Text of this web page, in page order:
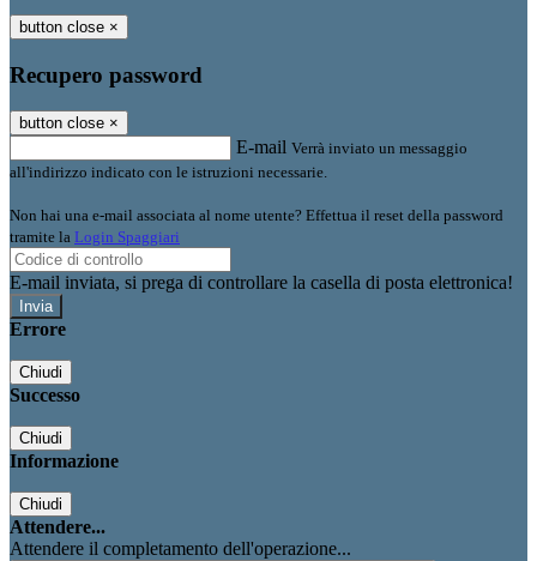
button close ×
Recupero password
button close ×
E-mail Verrà inviato un messaggio
all'indirizzo indicato con le istruzioni necessarie.
Non hai una e-mail associata al nome utente? Effettua il reset della password
tramite la Login Spaggiari
E-mail inviata, si prega di controllare la casella di posta elettronica!
Errore
Chiudi
Successo
Chiudi
Informazione
Chiudi
Attendere...
Attendere il completamento dell'operazione...